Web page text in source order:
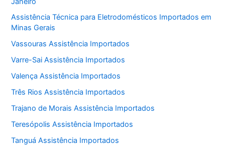
Assistência Técnica para Eletrodomésticos Importados em
Minas Gerais
Vassouras Assistência Importados
Varre-Sai Assistência Importados
Valença Assistência Importados
Três Rios Assistência Importados
Trajano de Morais Assistência Importados
Teresópolis Assistência Importados
Tanguá Assistência Importados